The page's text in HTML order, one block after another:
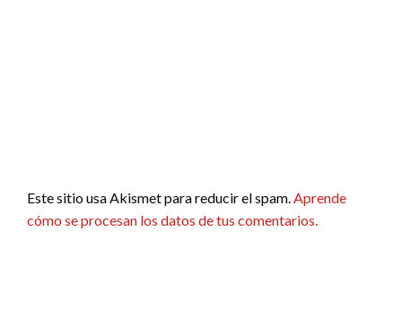
Este sitio usa Akismet para reducir el spam.Aprende
cómo se procesan los datos de tus comentarios.